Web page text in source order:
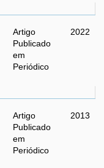
Artigo
Publicado
em
Periódico
2022
Artigo
Publicado
em
Periódico
2013